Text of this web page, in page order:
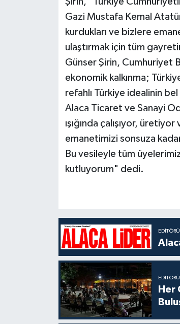
Gazi Mustafa Kemal
kurdukları ve bizlere
ulaştırmak için tüm
Günser Şirin, Cumhuriyet
ekonomik kalkınma;
refahlı Türkiye idealinin
Alaca Ticaret ve Sanayi
ışığında çalışıyor,
emanetimizi sonsuza
Bu vesileyle tüm
kutluyorum" dedi.
Her